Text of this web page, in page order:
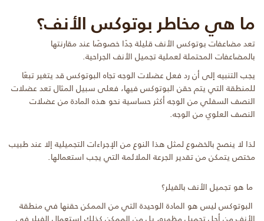
ما هي مخاطر بوتوكس الأنف؟
تعد مضاعفات بوتوكس الأنف قليلة جدًا خصوصًا عند مقارنتها
بالمضاعفات المحتملة لعملية تجميل الأنف الجراحية.
يجب التنبيه إلى أن رد فعل عضلات الوجه تجاه البوتوكس قد يتغير تبعًا
للمنطقة التي يتم حقن البوتوكس فيها، فعلى سبيل المثال تعد عضلات
النصف السفلي من الوجه أكثر حساسية نحو هذه المادة من عضلات
النصف العلوي من الوجه.
لذا لا ينصح بالخضوع لمثل هذا النوع من الإجراءات التجميلية إلا عند طبيب
مختص يتمكن من تقدير الجرعة الملائمة التي يجب استعمالها.
ما هو تجميل الأنف بالفيلر؟
البوتوكس ليس هو المادة الوحيدة التي من الممكن حقنها في منطقة